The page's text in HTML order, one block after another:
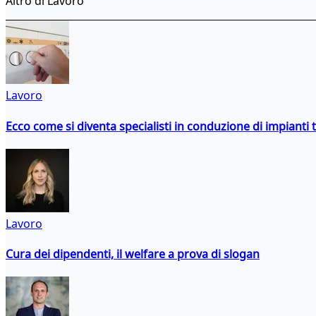
Lavoro
Ecco come si diventa specialisti in conduzione di impianti
Lavoro
Cura dei dipendenti, il welfare a prova di slogan